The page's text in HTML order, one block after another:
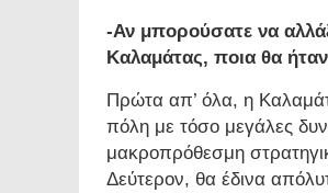
-Αν μπορούσατε να
Καλαμάτας, ποια θα
Πρώτα απ’ όλα, η
πόλη με τόσο μεγάλες
μακροπρόθεσμη
Δεύτερον, θα έδινα